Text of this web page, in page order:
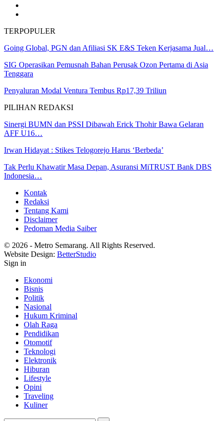
TERPOPULER
Going Global, PGN dan Afiliasi SK E&S Teken Kerjasama Jual…
SIG Operasikan Pemusnah Bahan Perusak Ozon Pertama di Asia
Tenggara
Penyaluran Modal Ventura Tembus Rp17,39 Triliun
PILIHAN REDAKSI
Sinergi BUMN dan PSSI Dibawah Erick Thohir Bawa Gelaran
AFF U16…
Irwan Hidayat : Stikes Telogorejo Harus ‘Berbeda’
Tak Perlu Khawatir Masa Depan, Asuransi MiTRUST Bank DBS
Indonesia…
Kontak
Redaksi
Tentang Kami
Disclaimer
Pedoman Media Saiber
© 2026 - Metro Semarang. All Rights Reserved.
Website Design: BetterStudio
Sign in
Ekonomi
Bisnis
Politik
Nasional
Hukum Kriminal
Olah Raga
Pendidikan
Otomotif
Teknologi
Elektronik
Hiburan
Lifestyle
Opini
Traveling
Kuliner